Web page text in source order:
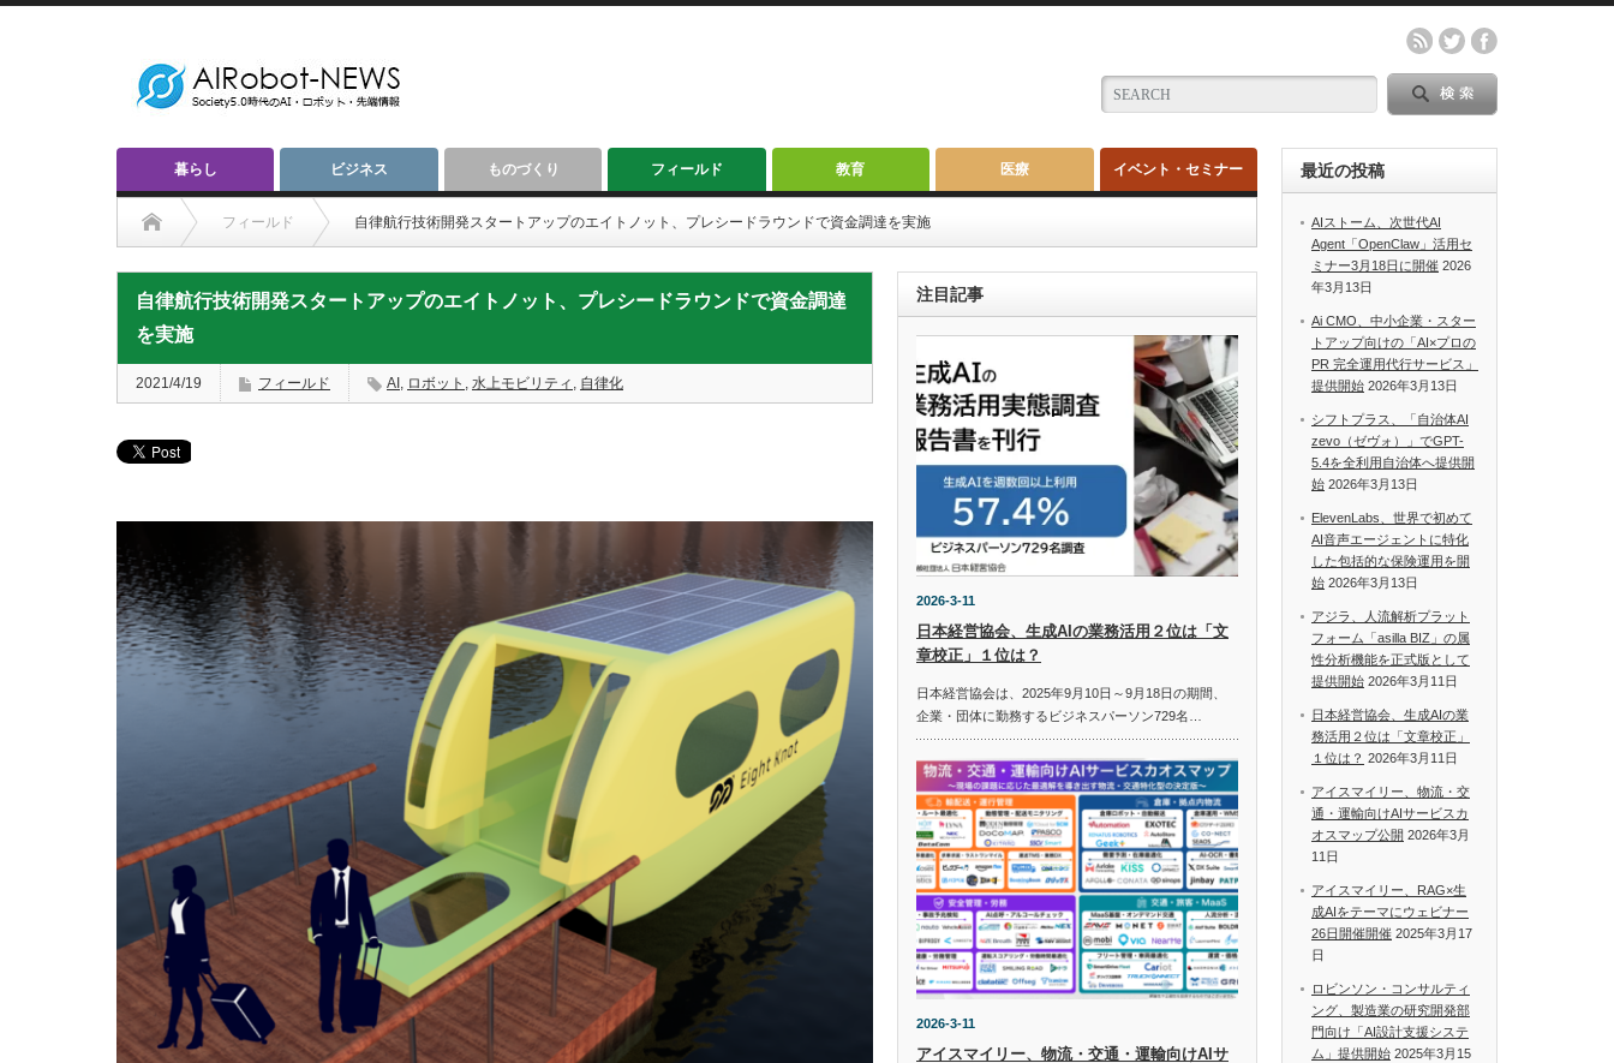
暮らし ビジネス ものづくり フィールド 教育 医療 イベント・セミナー
フィールド 自律航行技術開発スタートアップのエイトノット、プレシードラウンドで資金調達を実施
自律航行技術開発スタートアップのエイトノット、プレシードラウンドで資金調達
を実施
2021/4/19 フィールド AI , ロボット , 水上モビリティ , 自律化
注目記事
2026-3-11
日本経営協会、生成AIの業務活用２位は「文
章校正」１位は？
日本経営協会は、2025年9月10日～9月18日の期間、
企業・団体に勤務するビジネスパーソン729名…
2026-3-11
アイスマイリー、物流・交通・運輸向けAIサ
最近の投稿
AIストーム、次世代AI
Agent「OpenClaw」活用セ
ミナー3月18日に開催 2026
年3月13日
Ai CMO、中小企業・スター
トアップ向けの「AI×プロの
PR 完全運用代行サービス」
提供開始 2026年3月13日
シフトプラス、「自治体AI
zevo（ゼヴォ）」でGPT-
5.4を全利用自治体へ提供開
始 2026年3月13日
ElevenLabs、世界で初めて
AI音声エージェントに特化
した包括的な保険運用を開
始 2026年3月13日
アジラ、人流解析プラット
フォーム「asilla BIZ」の属
性分析機能を正式版として
提供開始 2026年3月11日
日本経営協会、生成AIの業
務活用２位は「文章校正」
１位は？ 2026年3月11日
アイスマイリー、物流・交
通・運輸向けAIサービスカ
オスマップ公開 2026年3月
11日
アイスマイリー、RAG×生
成AIをテーマにウェビナー
26日開催開催 2025年3月17
日
ロビンソン・コンサルティ
ング、製造業の研究開発部
門向け「AI設計支援システ
ム」提供開始 2025年3月15